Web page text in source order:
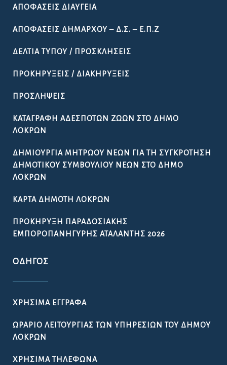
ΑΠΟΦΆΣΕΙΣ ΔΙΑΎΓΕΙΑ
ΑΠΟΦΆΣΕΙΣ ΔΗΜΆΡΧΟΥ – Δ.Σ. – Ε.Π.Ζ
ΔΕΛΤΊΑ ΤΎΠΟΥ / ΠΡΟΣΚΛΉΣΕΙΣ
ΠΡΟΚΗΡΎΞΕΙΣ / ΔΙΑΚΗΡΎΞΕΙΣ
ΠΡΟΣΛΉΨΕΙΣ
ΚΑΤΑΓΡΑΦΉ ΑΔΈΣΠΟΤΩΝ ΖΏΩΝ ΣΤΟ ΔΉΜΟ
ΛΟΚΡΏΝ
ΔΗΜΙΟΥΡΓΊΑ ΜΗΤΡΏΟΥ ΝΈΩΝ ΓΙΑ ΤΗ ΣΥΓΚΡΌΤΗΣΗ
ΔΗΜΟΤΙΚΟΎ ΣΥΜΒΟΥΛΊΟΥ ΝΈΩΝ ΣΤΟ ΔΉΜΟ
ΛΟΚΡΏΝ
ΚΆΡΤΑ ΔΗΜΌΤΗ ΛΟΚΡΏΝ
ΠΡΟΚΉΡΥΞΗ ΠΑΡΑΔΟΣΙΑΚΉΣ
ΕΜΠΟΡΟΠΑΝΉΓΥΡΗΣ ΑΤΑΛΆΝΤΗΣ 2026
ΟΔΗΓΌΣ
ΧΡΉΣΙΜΑ ΈΓΓΡΑΦΑ
ΩΡΆΡΙΟ ΛΕΙΤΟΥΡΓΊΑΣ ΤΩΝ ΥΠΗΡΕΣΙΏΝ ΤΟΥ ΔΉΜΟΥ
ΛΟΚΡΏΝ
ΧΡΉΣΙΜΑ ΤΗΛΈΦΩΝΑ